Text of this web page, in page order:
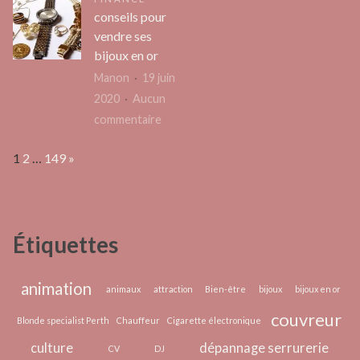
reconnue
conseils pour
vendre ses
bijoux en or
Manon
19 juin
2020
Aucun
commentaire
Page:
1 2 149 Next
»
Étiquettes
animation animaux attraction Bien-être bijoux bijoux en or
Blonde specialist Perth Chauffeur Cigarette électronique couvreur
culture CV DJ dépannage serrurerie